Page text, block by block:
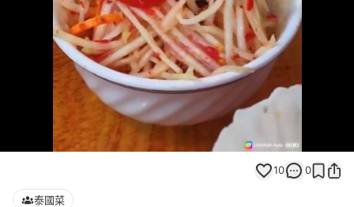
100.00%
10 0
泰國菜